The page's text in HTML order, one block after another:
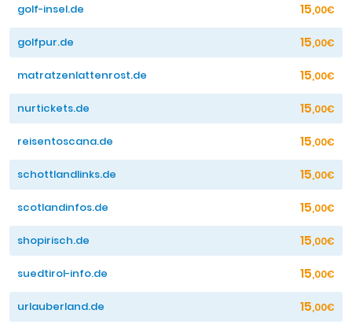
golf-insel.de 15,00€
golfpur.de 15,00€
matratzenlattenrost.de 15,00€
nurtickets.de 15,00€
reisentoscana.de 15,00€
schottlandlinks.de 15,00€
scotlandinfos.de 15,00€
shopirisch.de 15,00€
suedtirol-info.de 15,00€
urlauberland.de 15,00€